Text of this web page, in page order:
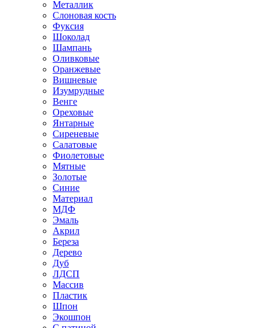
Металлик
Слоновая кость
Фуксия
Шоколад
Шампань
Оливковые
Оранжевые
Вишневые
Изумрудные
Венге
Ореховые
Янтарные
Сиреневые
Салатовые
Фиолетовые
Мятные
Золотые
Синие
Материал
МДФ
Эмаль
Акрил
Береза
Дерево
Дуб
ЛДСП
Массив
Пластик
Шпон
Экошпон